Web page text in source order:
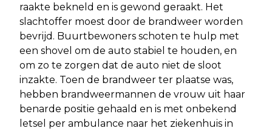
raakte bekneld en is gewond geraakt. Het
slachtoffer moest door de brandweer worden
bevrijd. Buurtbewoners schoten te hulp met
een shovel om de auto stabiel te houden, en
om zo te zorgen dat de auto niet de sloot
inzakte. Toen de brandweer ter plaatse was,
hebben brandweermannen de vrouw uit haar
benarde positie gehaald en is met onbekend
letsel per ambulance naar het ziekenhuis in